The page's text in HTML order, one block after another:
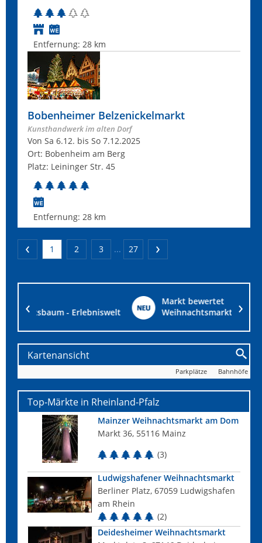
Entfernung: 28 km
Bobenheimer Belzenickelmarkt
Kunsthandwerk im alten Dorf
Von Sa 6.12. bis So 7.12.2025
Ort: Bobenheim am Berg
Platz: Leininger Str. 45
Entfernung: 28 km
1 2 3 ... 27
Weihnachtsmarkt am 1. Advent in Babenhausen
Kartenansicht
Bahnhöfe
Parkplätze
Top-Märkte in Rheinland-Pfalz
Mainzer Weihnachtsmarkt am Dom
Markt 36, 55116 Mainz
(3)
Ludwigshafener Weihnachtsmarkt
Berliner Platz, 67059 Ludwigshafen
am Rhein
(2)
Deidesheimer Weihnachtsmarkt